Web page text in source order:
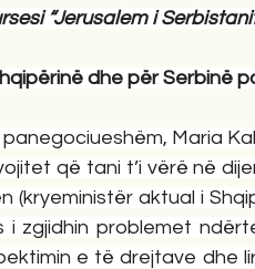
“Jerusalem i
dhe për Serbinë
Maria
që tani t’i vërë në
(kryeministër aktual i
i zgjidhin problemet
e të drejtave dhe